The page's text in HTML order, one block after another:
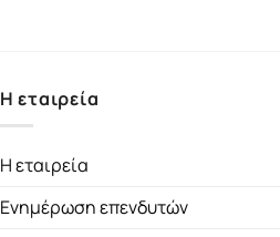
Η εταιρεία
Η εταιρεία
Ενημέρωση επενδυτών